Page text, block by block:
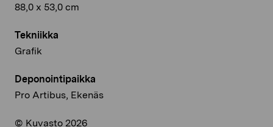
88,0 x 53,0 cm
Tekniikka
Grafik
Deponointipaikka
Pro Artibus, Ekenäs
© Kuvasto 2026